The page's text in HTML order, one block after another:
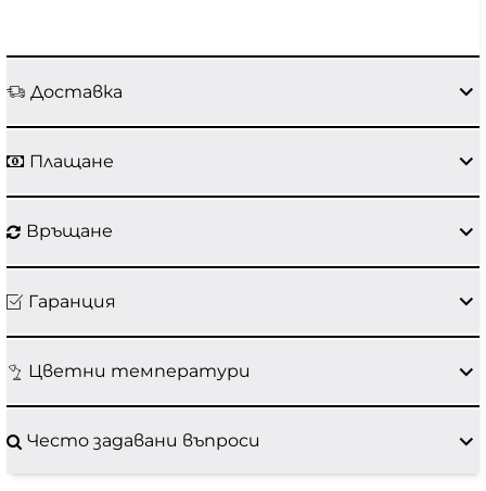
Доставка
Плащане
Връщане
Гаранция
Цветни температури
Често задавани въпроси